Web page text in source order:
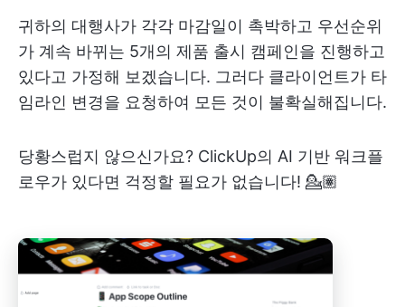
귀하의 대행사가 각각 마감일이 촉박하고 우선순위
가 계속 바뀌는 5개의 제품 출시 캠페인을 진행하고
있다고 가정해 보겠습니다. 그러다 클라이언트가 타
임라인 변경을 요청하여 모든 것이 불확실해집니다.
당황스럽지 않으신가요? ClickUp의 AI 기반 워크플
로우가 있다면 걱정할 필요가 없습니다! 💁🏽